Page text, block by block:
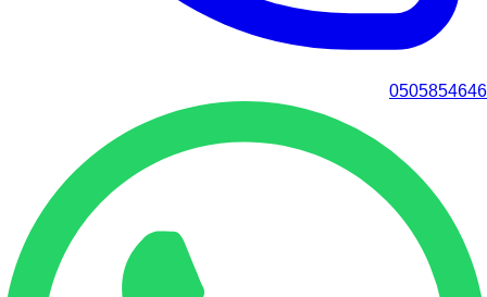
0505854646